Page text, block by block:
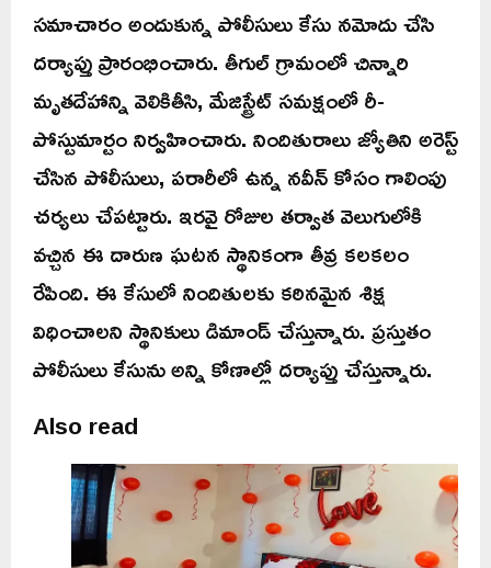
సమాచారం అందుకున్న పోలీసులు కేసు నమోదు చేసి
దర్యాప్తు ప్రారంభించారు. తీగుల్ గ్రామంలో చిన్నారి
మృతదేహాన్ని వెలికితీసి, మేజిస్ట్రేట్ సమక్షంలో రీ-
పోస్టుమార్టం నిర్వహించారు. నిందితురాలు జ్యోతిని అరెస్ట్
చేసిన పోలీసులు, పరారీలో ఉన్న నవీన్ కోసం గాలింపు
చర్యలు చేపట్టారు. ఇరవై రోజుల తర్వాత వెలుగులోకి
వచ్చిన ఈ దారుణ ఘటన స్థానికంగా తీవ్ర కలకలం
రేపింది. ఈ కేసులో నిందితులకు కఠినమైన శిక్ష
విధించాలని స్థానికులు డిమాండ్ చేస్తున్నారు. ప్రస్తుతం
పోలీసులు కేసును అన్ని కోణాల్లో దర్యాప్తు చేస్తున్నారు.
Also read